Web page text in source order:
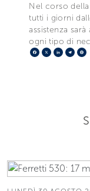
Nel corso
tutti i giorni
assistenza
ogni tipo di
Facebook
X